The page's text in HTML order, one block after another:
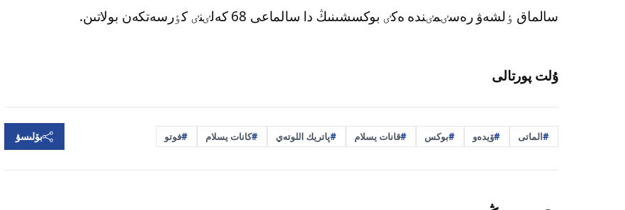
سالماق ٶلشەۋ رەسٸمٸندە ەكٸ بوكسشىنىڭ دا سالماعى 68 كەلٸنٸ كٶرسەتكەن بولاتىن.
ۇلت پورتالى
الماتى ۆيدەو بوكس قانات يسلام پاتريك اللوتەي كانات يسلام فوتو بۆلىسۋ